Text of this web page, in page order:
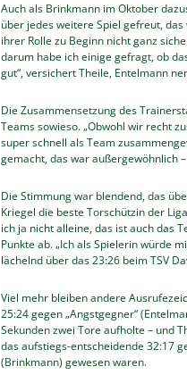
Auch als Brinkmann im Oktober
über jedes weitere Spiel gefreut,
ihrer Rolle zu Beginn nicht ganz
darum habe ich einige gefragt, ob
gut“, versichert Theile, Entelmann
Die Zusammensetzung des
Teams sowieso. „Obwohl wir recht
super schnell als Team
gemacht, das war außergewöhnlich
Die Stimmung war blendend, das
Kriegel die beste Torschützin der
ich ja nicht alleine, das ist auch das
Punkte ab. „Ich als Spielerin würde
lächelnd über das 23:26 beim TSV
Viel mehr bleiben andere
25:24 gegen „Angstgegner“
Sekunden zwei Tore aufholte – und
das aufstiegs-entscheidende 32:17
(Brinkmann) gewesen waren.